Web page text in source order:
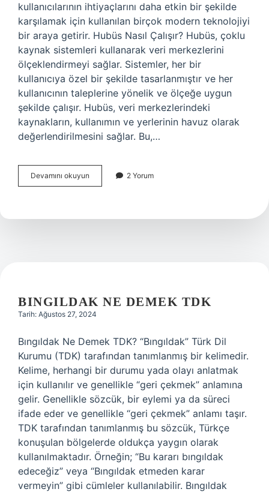
kullanıcılarının ihtiyaçlarını daha etkin bir şekilde
karşılamak için kullanılan birçok modern teknolojiyi
bir araya getirir. Hubüs Nasıl Çalışır? Hubüs, çoklu
kaynak sistemleri kullanarak veri merkezlerini
ölçeklendirmeyi sağlar. Sistemler, her bir
kullanıcıya özel bir şekilde tasarlanmıştır ve her
kullanıcının taleplerine yönelik ve ölçeğe uygun
şekilde çalışır. Hubüs, veri merkezlerindeki
kaynakların, kullanımın ve yerlerinin havuz olarak
değerlendirilmesini sağlar. Bu,…
Devamını okuyun
nedir
2 Yorum
BINGILDAK NE DEMEK TDK
Tarih: Ağustos 27, 2024
Bıngıldak Ne Demek TDK? “Bıngıldak” Türk Dil
Kurumu (TDK) tarafından tanımlanmış bir kelimedir.
Kelime, herhangi bir durumu yada olayı anlatmak
için kullanılır ve genellikle “geri çekmek” anlamına
gelir. Genellikle sözcük, bir eylemi ya da süreci
ifade eder ve genellikle “geri çekmek” anlamı taşır.
TDK tarafından tanımlanmış bu sözcük, Türkçe
konuşulan bölgelerde oldukça yaygın olarak
kullanılmaktadır. Örneğin; “Bu kararı bıngıldak
edeceğiz” veya “Bıngıldak etmeden karar
vermeyin” gibi cümleler kullanılabilir. Bıngıldak